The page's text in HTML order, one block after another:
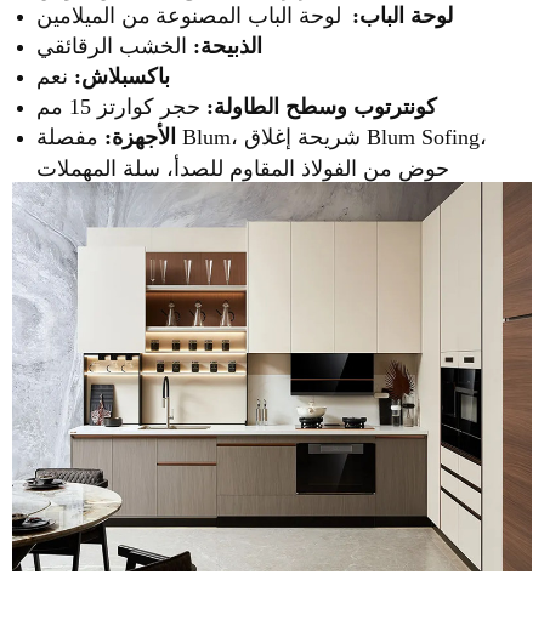
لوحة الباب: لوحة الباب المصنوعة من الميلامين
الذبيحة:
باكسبلاش: نعم
كونترتوب وسطح الطاولة:حجر كوارتز 15 مم
الأجهزة: مفصلة Blum، شريحة إغلاق Blum Sofing،
حوض من الفولاذ المقاوم للصدأ، سلة المهملات